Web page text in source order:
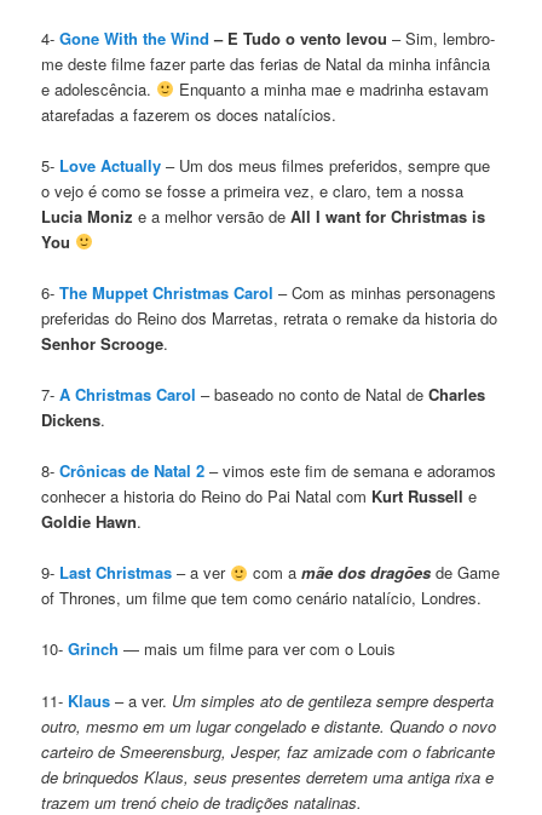
4-Gone With the Wind – E Tudo o vento levou – Sim, lembro-
me deste filme fazer parte das ferias de Natal da minha infância
e adolescência.
Enquanto a minha mae e madrinha estavam
atarefadas a fazerem os doces natalícios.
5- Love Actually – Um dos meus filmes preferidos, sempre que
o vejo é como se fosse a primeira vez, e claro, tem a nossa
Lucia Moniz e a melhor versão deAll I want for Christmas is
You
6-The Muppet Christmas Carol – Com as minhas personagens
preferidas do Reino dos Marretas, retrata o remake da historia do
Senhor Scrooge.
7-A Christmas Carol – baseado no conto de Natal deCharles
Dickens.
8-Crônicas de Natal 2 – vimos este fim de semana e adoramos
conhecer a historia do Reino do Pai Natal com Kurt Russell e
Goldie Hawn.
9- Last Christmas – a ver com a mãe dos dragōesde Game
of Thrones, um filme que tem como cenário natalício, Londres.
10-Grinch — mais um filme para ver com o Louis
11- Klaus – a ver. Um simples ato de gentileza sempre desperta
outro, mesmo em um lugar congelado e distante. Quando o novo
carteiro de Smeerensburg, Jesper, faz amizade com o fabricante
de brinquedos Klaus, seus presentes derretem uma antiga rixa e
trazem um trenó cheio de tradições natalinas.